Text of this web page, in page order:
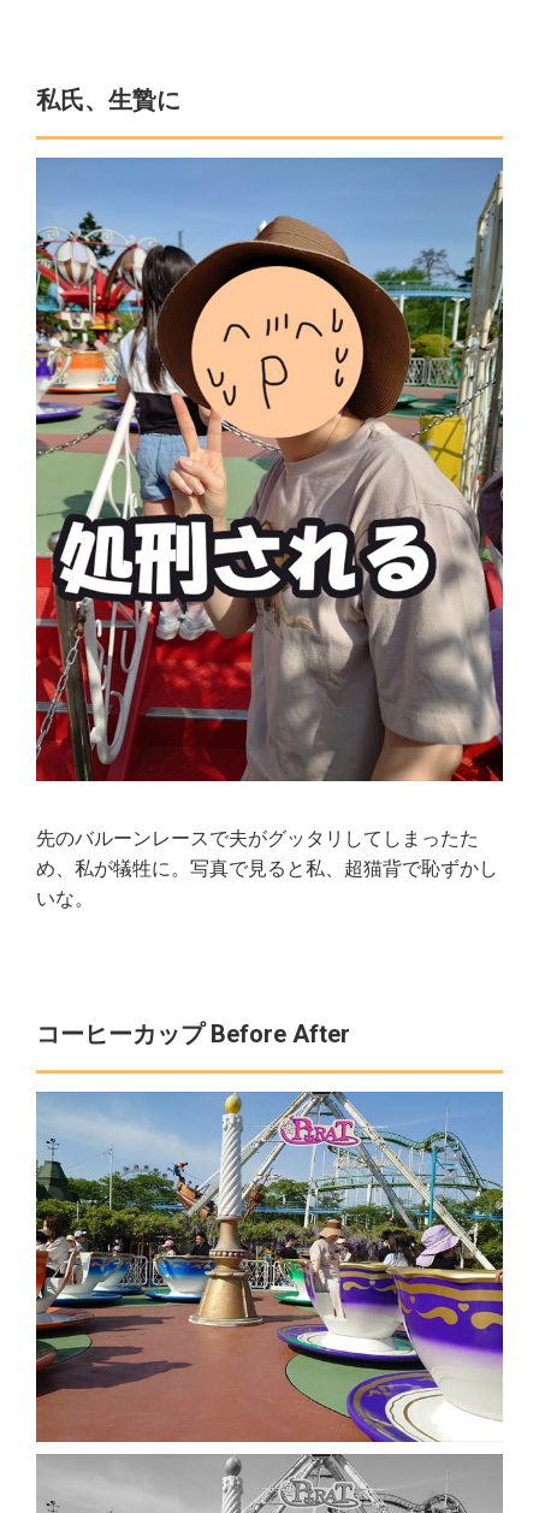
私氏、生贄に
先のバルーンレースで夫がグッタリしてしまったた
め、私が犠牲に。写真で見ると私、超猫背で恥ずかし
いな。
コーヒーカップ Before After